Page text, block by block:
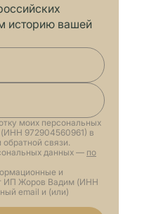
историю вашей
моих персональных
972904560961) в
обратной связи.
данных — по
и
ИП Жоров Вадим (ИНН
email и (или)